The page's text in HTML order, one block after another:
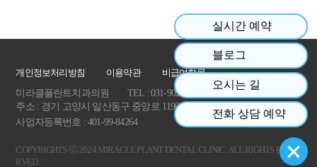
실시간 예약
블로그
오시는 길
전화 상담 예약
개인정보처리방침 이용약관
비급여항목
미라클플란트치과의원
TEL : 031-902-1112
주소 : 경기 고양시 일산동구 중앙로 1190 8층 801호,802호
사업자등록번호 : 401-99-84264
COPYRIGHTS ⓒ 2024 MIRACLE PLANT DENTAL CLINIC. ALL RIGHTS RESE
RVED.